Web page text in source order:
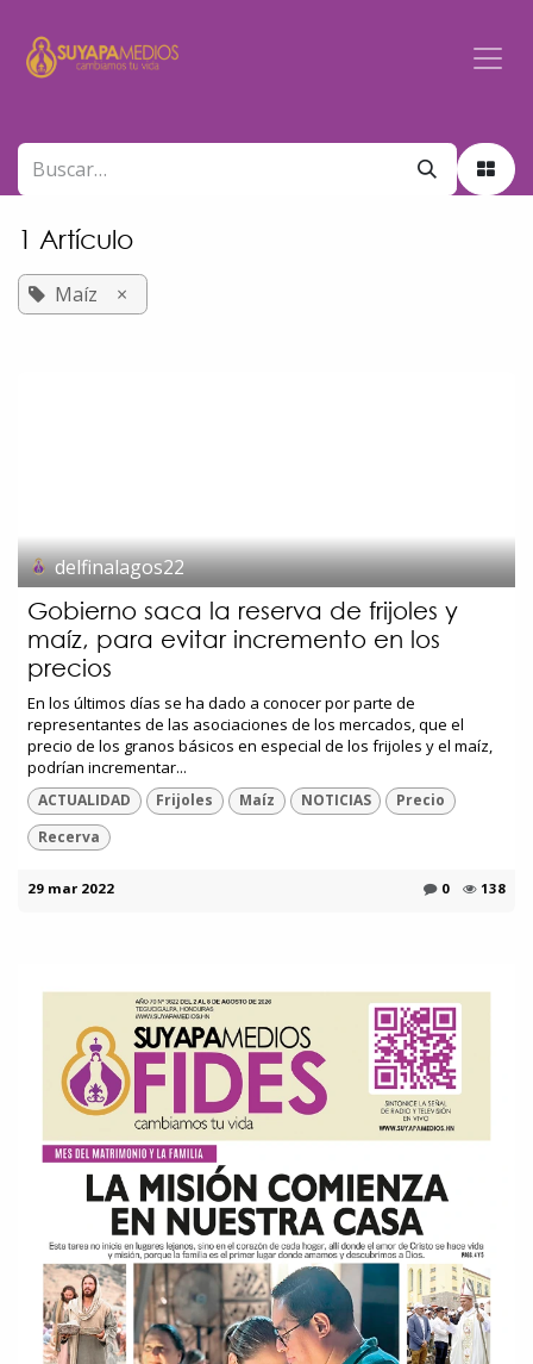
1 Artículo
Maíz ×
delfinalagos22
Gobierno saca la reserva de frijoles y
maíz, para evitar incremento en los
precios
En los últimos días se ha dado a conocer por parte de
representantes de las asociaciones de los mercados, que el
precio de los granos básicos en especial de los frijoles y el maíz,
podrían incrementar...
ACTUALIDAD Frijoles Maíz NOTICIAS
Precio
Recerva
29 mar 2022 0 138